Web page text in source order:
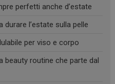
perfetti anche d’estate
l’estate sulla pelle
per viso e corpo
beauty routine che parte dal